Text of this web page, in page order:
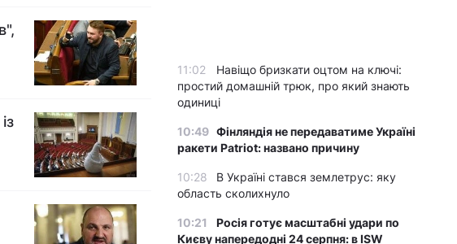
11:02
Навіщо бризкати оцтом на ключі:
простий домашній трюк, про який знають
одиниці
10:49 Фінляндія не передаватиме Україні
ракети Patriot: названо причину
10:28
В Україні стався землетрус: яку
область сколихнуло
10:21
Росія готує масштабні удари по
Києву напередодні 24 серпня: в ISW